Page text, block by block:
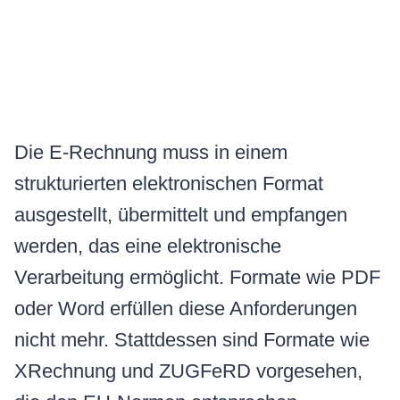
Die E-Rechnung muss in einem
strukturierten elektronischen Format
ausgestellt, übermittelt und empfangen
werden, das eine elektronische
Verarbeitung ermöglicht. Formate wie PDF
oder Word erfüllen diese Anforderungen
nicht mehr. Stattdessen sind Formate wie
XRechnung und ZUGFeRD vorgesehen,